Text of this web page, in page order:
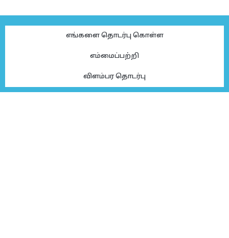
எங்களை தொடர்பு கொள்ள
எம்மைப்பற்றி
விளம்பர தொடர்பு